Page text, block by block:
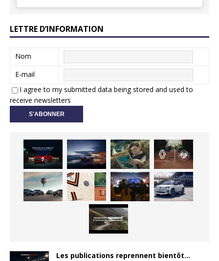
LETTRE D’INFORMATION
Nom
E-mail
I agree to my submitted data being stored and used to
receive newsletters
Les publications reprennent bientôt…